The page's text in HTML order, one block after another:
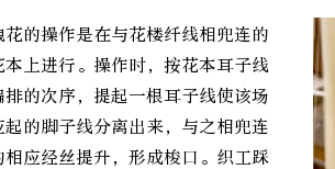
花的操作是在与花楼纤线相兜连的
本上进行。操作时，按花本耳子线
排的次序，提起一根耳子线使该场
起的脚子线分离出来，与之相兜连
相应经丝提升，形成梭口。织工踩